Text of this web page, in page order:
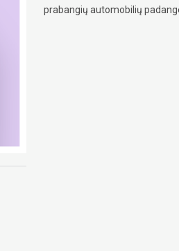
prabangių automobilių